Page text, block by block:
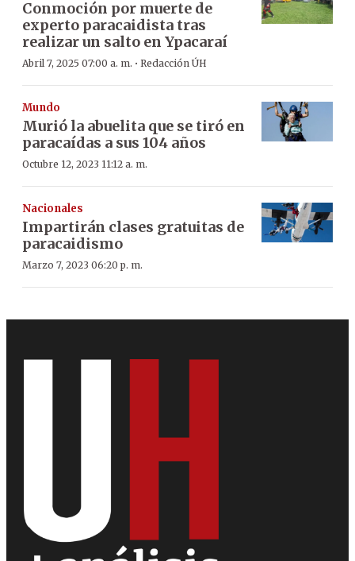
Conmoción por muerte de
experto paracaidista tras
realizar un salto en Ypacaraí
Abril 7, 2025 07:00 a. m. · Redacción ÚH
Mundo
Murió la abuelita que se tiró en
paracaídas a sus 104 años
Octubre 12, 2023 11:12 a. m.
Nacionales
Impartirán clases gratuitas de
paracaidismo
Marzo 7, 2023 06:20 p. m.